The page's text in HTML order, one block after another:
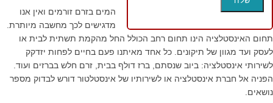
המים בזרם זורמים ואין אנו
מדגישים לכך מחשבה מיותרת.
תחום האינסטלציה הינו תחום רחב הכולל החל מהקמת תשתית לבית או
לעסק ועד מגוון של תיקונים. כל אחד מאיתנו פעם בחיים לפחות יזדקק
לשירותי אינסטלציה: ביוב שנסתם, ברז דולף בבית, זרם חלש בברזים ועוד.
הפניה אל חברת אינסטלציה או לשירותיו של אינסטלטור דורש לבדוק מספר
נושאים.